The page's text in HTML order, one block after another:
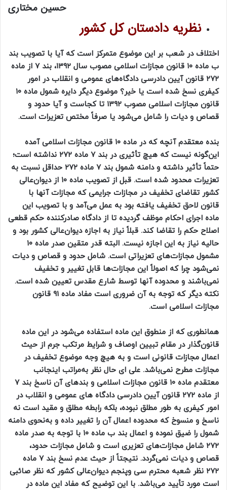
حسین مختاری
نظریه دادستان کل کشور
اختلاف در شعب بر این موضوع متمرکز است که آیا با تصویب بند
ب ماده ۱۰ قانون مجازات اسلامی مصوب سال ۱۳۹۲، بند ۷ از ماده
۲۷۲ قانون آیین‌ دادرسی دادگاه‌های عمومی و انقلاب در امور
کیفری نسخ شده است یا خیر؟ موضوع دیگر دایره شمول ماده ۱۰
قانون مجازات اسلامی مصوب ۱۳۹۲ تا کجاست و آیا حدود و
قصاص و دیات را شامل می‌شود یا صرفاً مختص تعزیرات است.
بنده معتقدم آنچه که در ماده ۱۰ قانون مجازات اسلامی آمده
این‌گونه نیست که هیچ تأثیری در بند ۷ ماده ۲۷۲ نداشته است؛
حتماً تأثیر داشته و دامنه شمول بند ۷ ماده ۲۷۲ حداقل نسبت به
تعزیرات محدود شده است. قبل از تصویب ماده ۱۰ از دیوان‌عالی
کشور تقاضای تخفیف در مجازات جرایمی که مجازات آنها با
قانون لاحق تخفیف یافته بود به عمل می‌آمد و با تصویب این
ماده اجرای احکام موظف گردیده تا از دادگاه صادرکننده حکم قطعی
اصلاح حکم را تقاضا کند. قبلاً نیاز به اجازه دیوان‌عالی کشور بود و
حالیه نیاز به این اجازه نیست. البته قدر متقین صدر ماده ۱۰
مشمول مجازات‌های تعزیراتی است. شامل حدود و قصاص و دیات
نمی‌شود چرا که اصولاً این مجازات‌ها قابل تغییر و تخفیف
نمی‌باشند و محدوده آنها توسط شارع مقدس تعیین شده است.
نکته دیگر که توجه به آن ضروری است مفاد ماده ۹۱ قانون
مجازات اسلامی است.
همانطوری که از منطوق این ماده استفاده می‌شود در این ماده
قانون‌گذار در مقام تبیین اوصاف و شرایط مرتکب جرم از حیث
اعمال مجازات قانونی است و به هیچ وجه موضوع تخفیف در
مجازات مطرح نمی‌باشد. علی ای حال نظر به‌مراتب اینجانب
معتقدم ماده ۱۰ قانون مجازات اسلامی و بندهای آن ناسخ بند ۷
از ماده ۲۷۲ قانون آیین دادرسی دادگاه های عمومی و انقلاب در
امور کیفری به طور مطلق نبوده، بلکه رابطه مطلق و مقید است نه
ناسخ و منسوخ که محدوده اعمال آن را تغییر داده و به‌نحوی دامنه
شمول را ضیق نموده و اعمال بند ب ماده ۱۰ با توجه به صدر ماده
۲۷۲ شامل مجازات‌های تعزیری است و شامل مجازات حدود،
قصاص و دیات نمی‌گردد. نتیجتاً از حیث عدم نسخ بند ۷ ماده
۲۷۲ نظر شعبه محترم سی وپنجم دیوان‌عالی کشور که نظر صائبی
است مورد تأیید می‌باشد. با این توضیح که مفاد این ماده در